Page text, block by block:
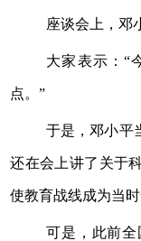
座谈会上，邓
大家表示：“
点。”
于是，邓小平
还在会上讲了关于
使教育战线成为当
可是，此前